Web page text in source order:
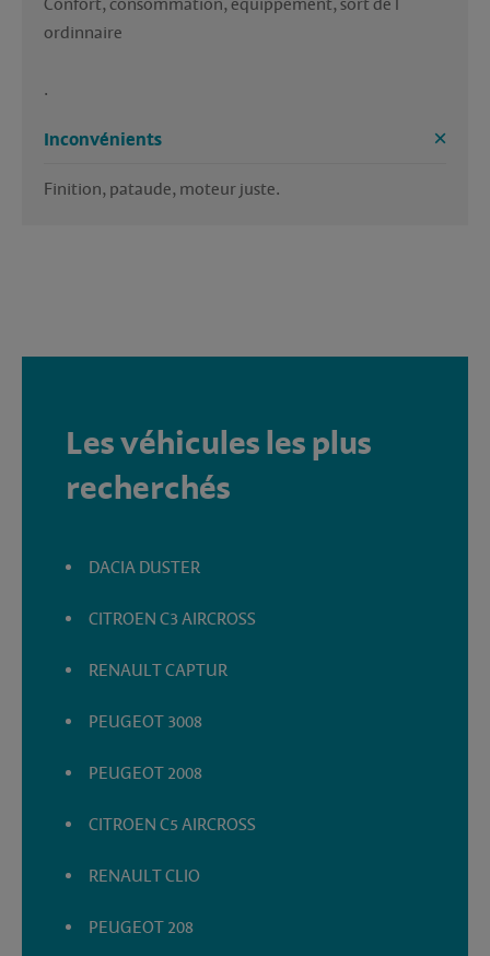
Confort, consommation, equippement, sort de l
ordinnaire
.
Inconvénients
Finition, pataude, moteur juste.
Les véhicules les plus
recherchés
DACIA DUSTER
CITROEN C3 AIRCROSS
RENAULT CAPTUR
PEUGEOT 3008
PEUGEOT 2008
CITROEN C5 AIRCROSS
RENAULT CLIO
PEUGEOT 208